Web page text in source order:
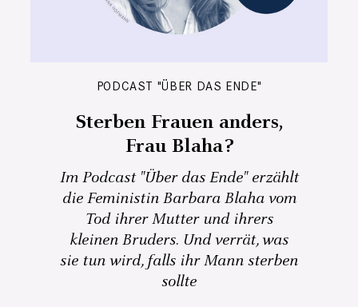
PODCAST "ÜBER DAS ENDE"
Sterben Frauen anders,
Frau Blaha?
Im Podcast "Über das Ende" erzählt
die Feministin Barbara Blaha vom
Tod ihrer Mutter und ihrers
kleinen Bruders. Und verrät, was
sie tun wird, falls ihr Mann sterben
sollte